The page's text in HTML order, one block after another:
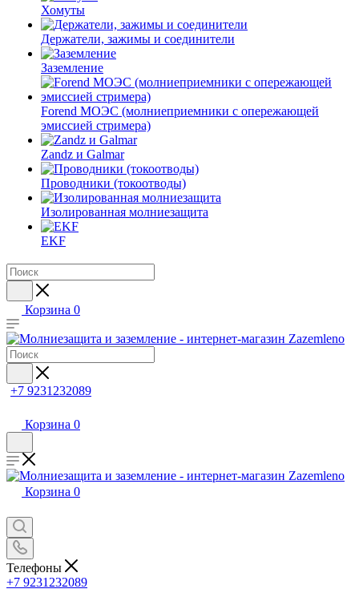
Хомуты
Держатели, зажимы и соединители
Заземление
Forend МОЭС (молниеприемники с опережающей
эмиссией стримера)
Zandz и Galmar
Проводники (токоотводы)
Изолированная молниезащита
EKF
Корзина 0
+7 9231232089
Корзина 0
Корзина 0
Телефоны
+7 9231232089